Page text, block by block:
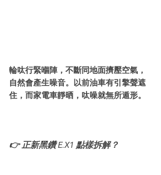
輪呔行緊嗰陣，不斷同地面擠壓空氣，
自然會產生噪音。以前油車有引擎聲遮
住，而家電車靜晒，呔噪就無所遁形。
👉 正新黑鑽 E.X1 點樣拆解？